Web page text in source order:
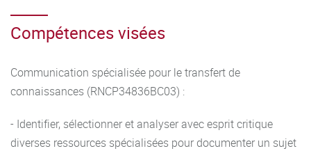
Compétences visées
Communication spécialisée pour le transfert de
connaissances (RNCP34836BC03) :
- Identifier, sélectionner et analyser avec esprit critique
diverses ressources spécialisées pour documenter un sujet